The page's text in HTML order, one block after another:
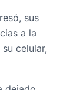
sus
a la
celular,